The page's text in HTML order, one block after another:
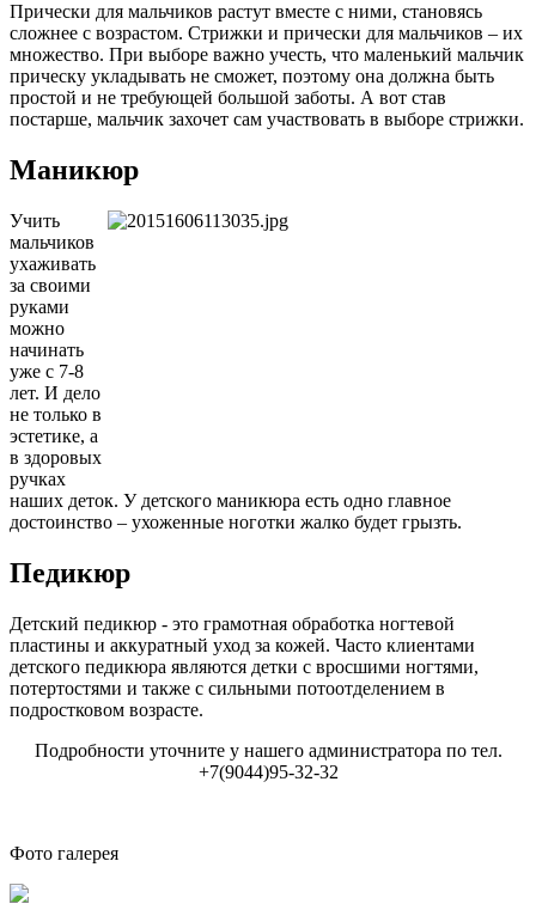
Прически для мальчиков растут вместе с ними, становясь
сложнее с возрастом. Стрижки и прически для мальчиков – их
множество. При выборе важно учесть, что маленький мальчик
прическу укладывать не сможет, поэтому она должна быть
простой и не требующей большой заботы. А вот став
постарше, мальчик захочет сам участвовать в выборе стрижки.
Маникюр
Учить
мальчиков
ухаживать
за своими
руками
можно
начинать
уже с 7-8
лет. И дело
не только в
эстетике, а
в здоровых
ручках
наших деток. У детского маникюра есть одно главное
достоинство – ухоженные ноготки жалко будет грызть.
Педикюр
Детский педикюр - это грамотная обработка ногтевой
пластины и аккуратный уход за кожей. Часто клиентами
детского педикюра являются детки с вросшими ногтями,
потертостями и также с сильными потоотделением в
подростковом возрасте.
Подробности уточните у нашего администратора по тел.
+7(9044)95-32-32
Фото галерея